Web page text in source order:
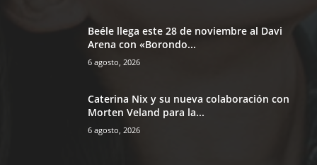
Beéle llega este 28 de noviembre al Davi
Arena con «Borondo...
6 agosto, 2026
Caterina Nix y su nueva colaboración con
Morten Veland para la...
6 agosto, 2026